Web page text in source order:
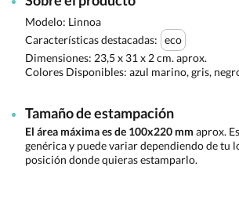
Modelo: Linnoa
Características destacadas: eco
Dimensiones: 23,5 x 31 x 2 cm. aprox.
Colores Disponibles: azul marino, gris,
Tamaño de estampación
El área máxima es de 100x220 mm aprox.
genérica y puede variar dependiendo de tu
posición donde quieras estamparlo.